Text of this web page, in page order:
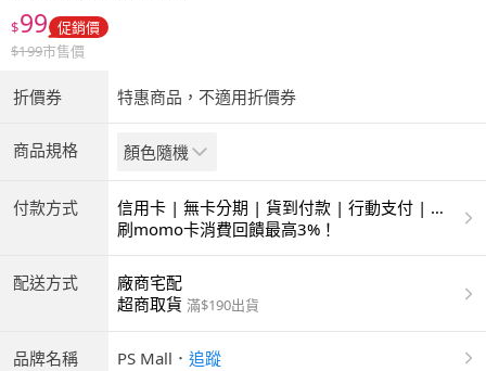
$99 促銷價
$199市售價
折價券 特惠商品，不適用折價券
商品規格 顏色隨機
付款方式
信用卡 | 無卡分期 | 貨到付款 | 行動支付 | 超
商付款 | ATM | 銀聯卡
刷momo卡消費回饋最高3%！
配送方式
廠商宅配
超商取貨 滿$190出貨
品牌名稱 PS Mall ． 追蹤